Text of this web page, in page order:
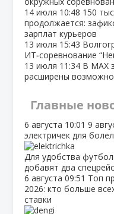
14 июля 10:48 150
продолжается:
зарплат курьеров
13 июля 15:43
ИТ‑соревнование
13 июля 11:34 В МАХ
расширены
Главные
6 августа 10:01 9
электричек для
Для удобства
добавят два
6 августа 09:51 Топ
2026: кто больше
ставки